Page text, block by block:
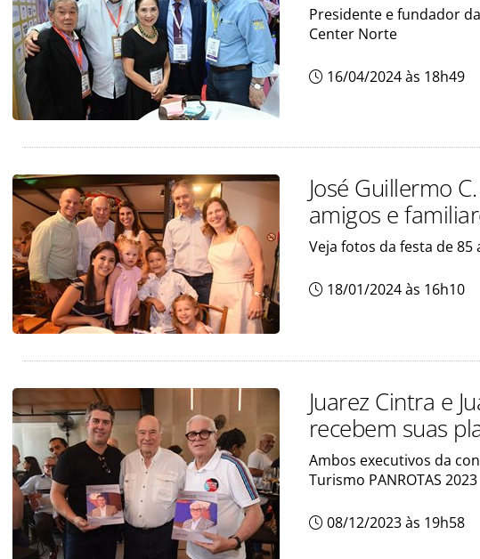
Presidente e fundador
Center Norte
16/04/2024 às 18h49
José Guillermo
amigos e
Veja fotos da festa de 85
18/01/2024 às 16h10
Juarez Cintra e
recebem suas
Ambos executivos da
Turismo PANROTAS 2023
08/12/2023 às 19h58